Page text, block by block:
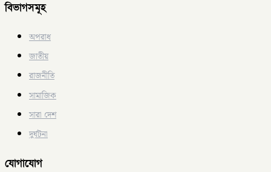
বিভাগসমূহ
অপরাধ
জাতীয়
রাজনীতি
সামাজিক
সারা দেশ
দুর্ঘটনা
যোগাযোগ